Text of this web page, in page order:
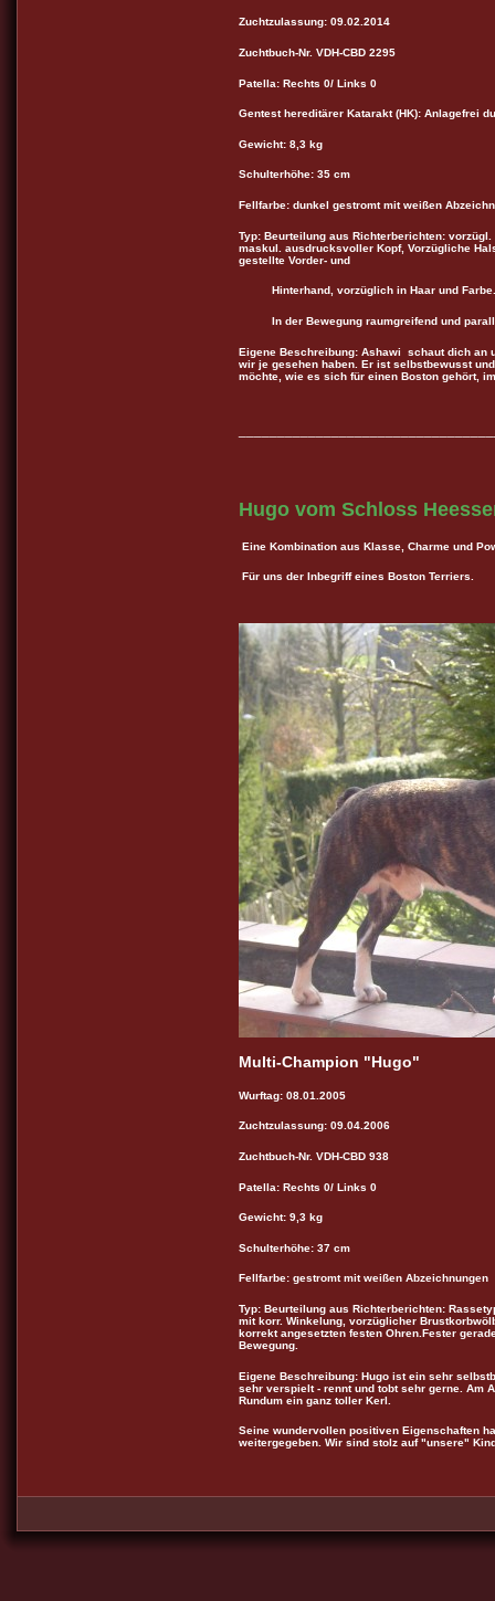
Zuchtzulassung: 09.02.2014
Zuchtbuch-Nr. VDH-CBD 2295
Patella: Rechts 0/ Links 0
Gentest hereditärer Katarakt (HK): Anlagefrei
Gewicht: 8,3 kg
Schulterhöhe: 35 cm
Fellfarbe: dunkel gestromt mit weißen
Typ: Beurteilung aus Richterberichten:
maskul. ausdrucksvoller Kopf, Vorzügliche
gestellte Vorder- und
Hinterhand, vorzüglich in Haar und Farbe.
In der Bewegung raumgreifend und
Eigene Beschreibung: Ashawi schaut dich an
wir je gesehen haben. Er ist selbstbewusst
möchte, wie es sich für einen Boston gehört,
Hugo vom Schloss
Eine Kombination aus Klasse, Charme und
Für uns der Inbegriff eines Boston Terriers.
Multi-Champion "Hugo"
Wurftag: 08.01.2005
Zuchtzulassung: 09.04.2006
Zuchtbuch-Nr. VDH-CBD 938
Patella: Rechts 0/ Links 0
Gewicht: 9,3 kg
Schulterhöhe: 37 cm
Fellfarbe: gestromt mit weißen Abzeichnungen
Typ: Beurteilung aus Richterberichten:
mit korr. Winkelung, vorzüglicher
korrekt angesetzten festen Ohren.Fester
Bewegung.
Eigene Beschreibung: Hugo ist ein sehr
sehr verspielt - rennt und tobt sehr gerne. Am
Rundum ein ganz toller Kerl.
Seine wundervollen positiven Eigenschaften
weitergegeben. Wir sind stolz auf "unsere"